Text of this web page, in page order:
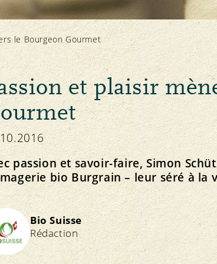
Santé animale
Équité
Marché
Prix
Service
Offres d’emploi
Organe de médiation
Le plaisir bio
Bio Cuisine
Magasins spécialisés
le Bourgeon Gourmet
et plaisir
passion et savoir-faire, Simon
bio Burgrain – leur séré à la
Bio Suisse
Rédaction